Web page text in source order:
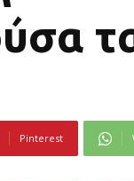
Pinterest